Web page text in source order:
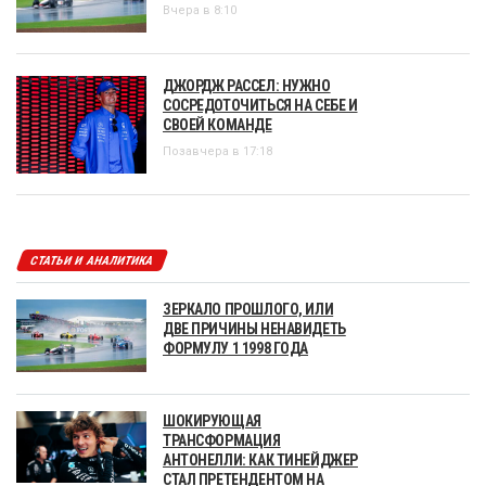
Вчера в 8:10
ДЖОРДЖ РАССЕЛ: НУЖНО
СОСРЕДОТОЧИТЬСЯ НА СЕБЕ И
СВОЕЙ КОМАНДЕ
Позавчера в 17:18
СТАТЬИ И АНАЛИТИКА
ЗЕРКАЛО ПРОШЛОГО, ИЛИ
ДВЕ ПРИЧИНЫ НЕНАВИДЕТЬ
ФОРМУЛУ 1 1998 ГОДА
ШОКИРУЮЩАЯ
ТРАНСФОРМАЦИЯ
АНТОНЕЛЛИ: КАК ТИНЕЙДЖЕР
СТАЛ ПРЕТЕНДЕНТОМ НА